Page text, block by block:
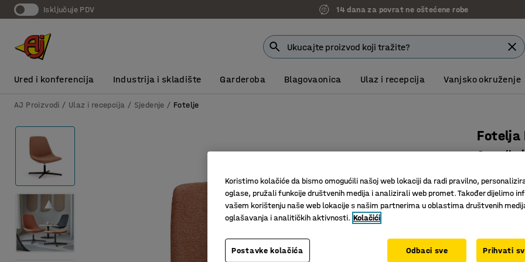
Isključuje PDV 14 dana za povrat ne oštećene robe
Ured i konferencija Industrija i skladište Garderoba Blagovaonica Ulaz i recepcija Vanjsko okruženje
AJ Proizvodi Ulaz i recepcija Sjedenje Fotelje
Fotelja
Crna/
Boja:
Koristimo kolačiće da bismo omogućili našoj web lokaciji da radi pravilno,
oglase, pružali funkcije društvenih medija i analizirali web promet. Također dijelimo
vašem korištenju naše web lokacije s našim partnerima u oblastima društvenih
oglašavanja i analitičkih aktivnosti. Kolačići
Postavke kolačića Odbaci sve Prihvati